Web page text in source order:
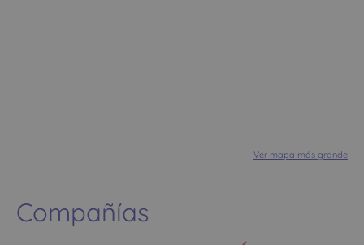
Ver mapa más grande
Compañías